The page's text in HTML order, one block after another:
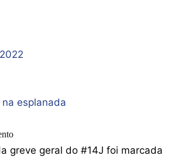
2022
esplanada
greve geral do #14J foi marcada